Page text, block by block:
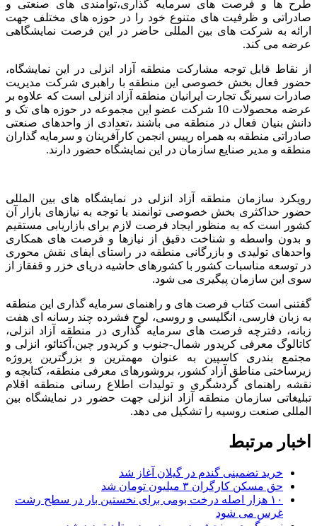
طرح ها و فرصت های سرمایه گذاری،توامندی های صنعتی و
صادراتی و ظرفیت های متنوع خود را در حوزه های مختلف جهت
ارائه به شرکت های بین المللی حاضر در این فرصت نمایشگاهی
عرضه می کند.
از نقاط قابل توجه مشارکت منطقه آزاد انزلی در این نمایشگاه،
حضور فعال بخش خصوصی این منطقه با راهبری شرکت مدیریت
صادرات سیرنگ تجارت ایرانیان منطقه آزاد انزلی است که علاوه بر
عرضه محصولات 10 شرکت عضو این مجموعه در حوزه های تک و
دانش بنیان فعال در منطقه می باشند ،تعدادی از واحدهای صنعتی
صادراتی منطقه به همراه رییس انجمن کارآفرینان و سرمایه گذاران
منطقه و مدیر صنایع سازمان در این نمایشگاه حضور دارند.
رویکرد سازمان منطقه آزاد انزلی در نمایشگاه های بین المللی
حضور حداکثری بخش خصوصی توانمند با توجه به نیازهای بازار آن
کشور است که به منظور ایجاد فرصت لازم برای بازاریابی مستقیم
و بدون واسطه و شناخت دقیق از نیازها و فرصت های همکاری
واحدهای تولیدی و بازرگانی منطقه در راستای ایفای نقش محوری
در توسعه مناسبات کشور با کشورهای حاشیه دریای خزر و قفقاز از
سوی این سازمان پیگیری می شود.
گفتنی است کتاب فرصت های و راهنمای سرمایه گذاری این منطقه
به زبان فارسی، انگلیسی و روسی، لوح فشرده چند رسانه ای هفت
زبانه، دفترچه فرصت های سرمایه گذاری در منطقه آزاد انزلی،
کاتالوگ معرفی کریدور شمال-جنوب و کریدور چین،آکتائو، انزلی و
مجتمع بندری کاسپین به عنوان مهمترین و بزرگترین پروژه
زیرساختی مناطق آزاد کشور، بروشورهای معرفی منطقه، کتابچه و
نقشه راهنمای گردشگری و تولیدات اطلاع رسانی منطقه اقلام
تبلیغاتی سازمان منطقه آزاد انزلی جهت حضور در نمایشگاه بین
المللی صنعت روسیه را تشکیل می دهد.
اخبار مرتبط
خرید تضمینی گندم در گیلان آغاز شد
حق مسکن کارگران ۳ میلیون تومان شد
۱۰ هزار اصله درخت بومی برای نخستین بار در سطح رشت
غرس می شود